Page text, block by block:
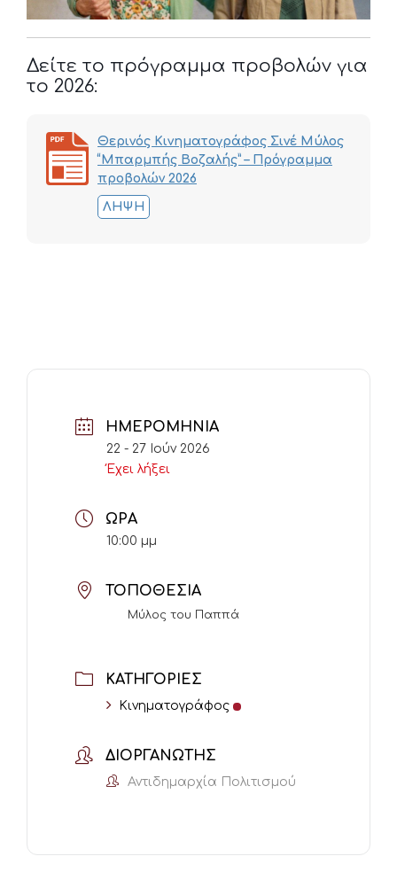
Δείτε το πρόγραμμα προβολών για
το 2026:
Θερινός Κινηματογράφος Σινέ Μύλος
“Μπαρμπής Βοζαλής” – Πρόγραμμα
προβολών 2026
ΛΉΨΗ
ΗΜΕΡΟΜΗΝΊΑ
22 - 27 Ιούν 2026
Έχει λήξει
ΏΡΑ
10:00 μμ
ΤΟΠΟΘΕΣΊΑ
Μύλος του Παππά
ΚΑΤΗΓΟΡΊΕΣ
Κινηματογράφος
ΔΙΟΡΓΑΝΩΤΉΣ
Αντιδημαρχία Πολιτισμού